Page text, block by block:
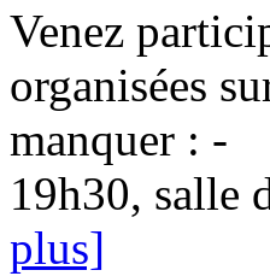
Venez
organisées
manquer : -
19h30, salle
plus]